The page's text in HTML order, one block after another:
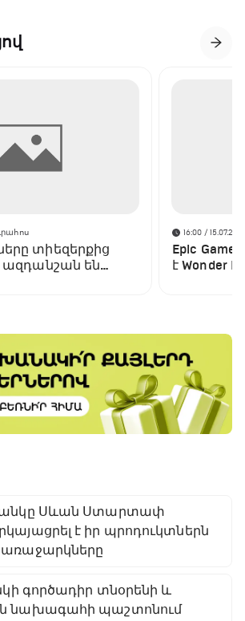
տիեզերքից
ազդանշան են
16:00 /
Epic
է Wonder
Սևան Ստարտափ
է իր պրոդուկտներն
գործադիր տնօրենի և
նախագահի պաշտոնում